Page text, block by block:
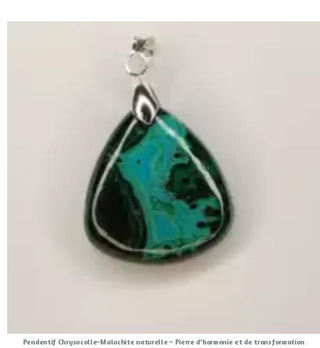
Pendentif Chrysocolle–Malachite naturelle – Pierre d’harmonie et de transformation